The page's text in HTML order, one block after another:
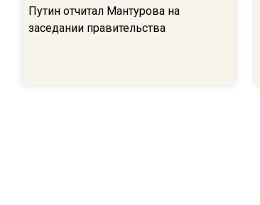
Путин отчитал Мантурова на
заседании правительства